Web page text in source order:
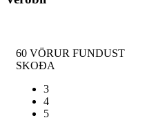
60 VÖRUR FUNDUST
SKOÐA
3
4
5